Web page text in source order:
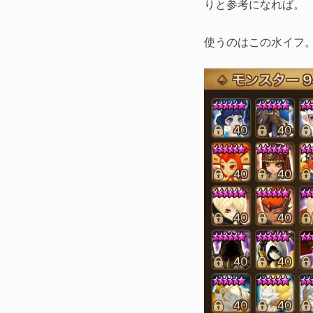
りと参考になれば。
使うのはこの水イフ